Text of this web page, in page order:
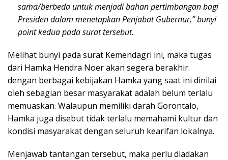
sama/berbeda untuk menjadi bahan pertimbangan bagi
Presiden dalam menetapkan Penjabat Gubernur,” bunyi
point kedua pada surat tersebut.
Melihat bunyi pada surat Kemendagri ini, maka tugas
dari Hamka Hendra Noer akan segera berakhir.
dengan berbagai kebijakan Hamka yang saat ini dinilai
oleh sebagian besar masyarakat adalah belum terlalu
memuaskan. Walaupun memiliki darah Gorontalo,
Hamka juga disebut tidak terlalu memahami kultur dan
kondisi masyarakat dengan seluruh kearifan lokalnya.
Menjawab tantangan tersebut, maka perlu diadakan